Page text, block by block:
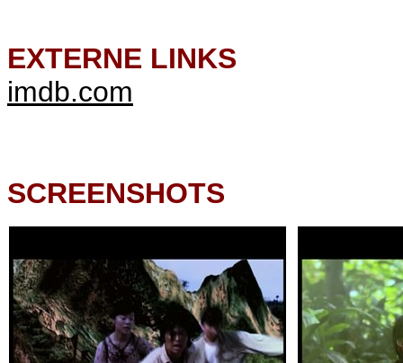
EXTERNE LINKS
imdb.com
SCREENSHOTS